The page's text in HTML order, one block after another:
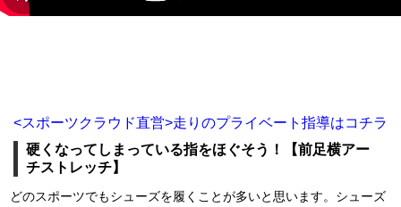
<スポーツクラウド直営>走りのプライベート指導はコチラ
硬くなってしまっている指をほぐそう！【前足横アー
チストレッチ】
どのスポーツでもシューズを履くことが多いと思います。シューズ